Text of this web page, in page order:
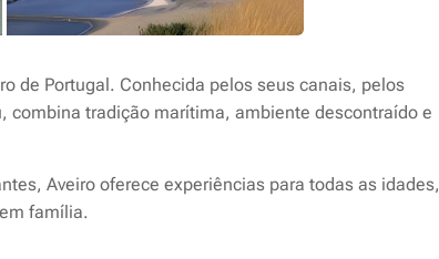
de Portugal. Conhecida pelos seus canais, pelos
combina tradição marítima, ambiente descontraído e
Aveiro oferece experiências para todas as idades,
família.